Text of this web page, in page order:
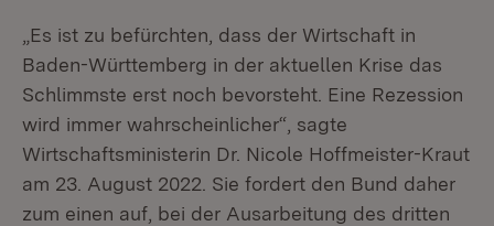
„Es ist zu befürchten, dass der Wirtschaft in
Baden-Württemberg in der aktuellen Krise das
Schlimmste erst noch bevorsteht. Eine Rezession
wird immer wahrscheinlicher“, sagte
Wirtschaftsministerin Dr. Nicole Hoffmeister-Kraut
am 23. August 2022. Sie fordert den Bund daher
zum einen auf, bei der Ausarbeitung des dritten